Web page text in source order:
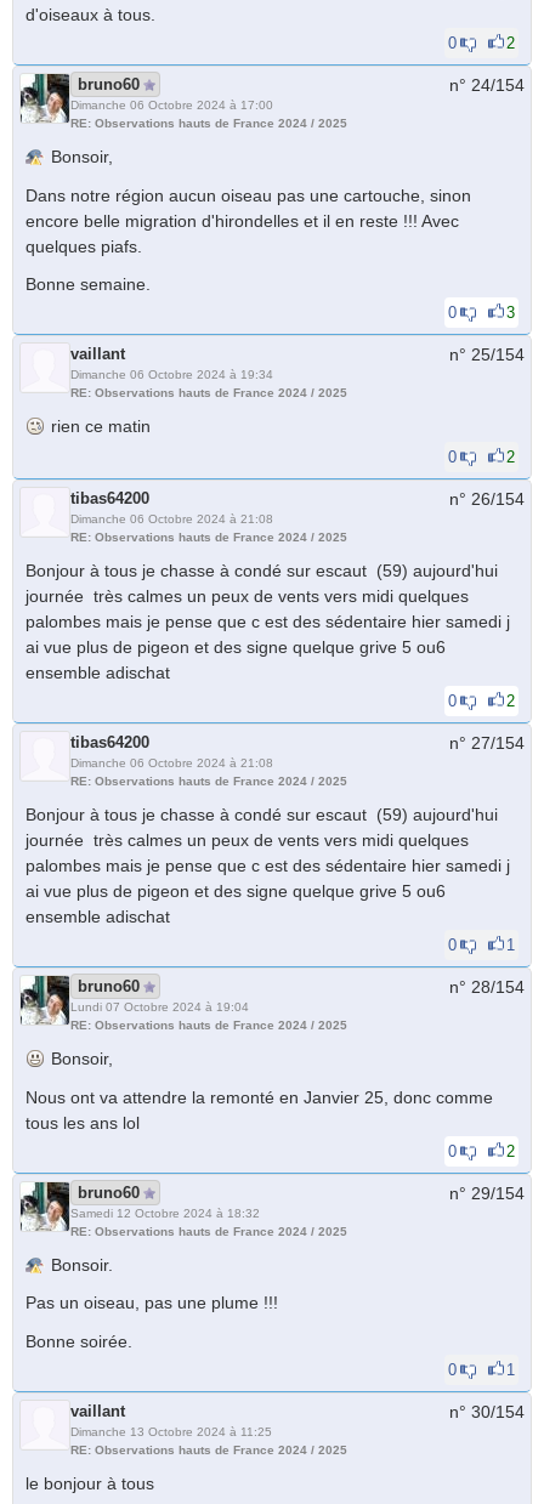
d'oiseaux à tous.
0 2
bruno60
Dimanche 06 Octobre 2024 à 17:00
RE: Observations hauts de France 2024 / 2025
n° 24/154
Bonsoir,
Dans notre région aucun oiseau pas une cartouche, sinon
encore belle migration d'hirondelles et il en reste !!! Avec
quelques piafs.
Bonne semaine.
0 3
vaillant
Dimanche 06 Octobre 2024 à 19:34
RE: Observations hauts de France 2024 / 2025
n° 25/154
rien ce matin
0 2
tibas64200
Dimanche 06 Octobre 2024 à 21:08
RE: Observations hauts de France 2024 / 2025
n° 26/154
Bonjour à tous je chasse à condé sur escaut (59) aujourd'hui
journée très calmes un peux de vents vers midi quelques
palombes mais je pense que c est des sédentaire hier samedi j
ai vue plus de pigeon et des signe quelque grive 5 ou6
ensemble adischat
0 2
tibas64200
Dimanche 06 Octobre 2024 à 21:08
RE: Observations hauts de France 2024 / 2025
n° 27/154
Bonjour à tous je chasse à condé sur escaut (59) aujourd'hui
journée très calmes un peux de vents vers midi quelques
palombes mais je pense que c est des sédentaire hier samedi j
ai vue plus de pigeon et des signe quelque grive 5 ou6
ensemble adischat
0 1
bruno60
Lundi 07 Octobre 2024 à 19:04
RE: Observations hauts de France 2024 / 2025
n° 28/154
Bonsoir,
Nous ont va attendre la remonté en Janvier 25, donc comme
tous les ans lol
0 2
bruno60
Samedi 12 Octobre 2024 à 18:32
RE: Observations hauts de France 2024 / 2025
n° 29/154
Bonsoir.
Pas un oiseau, pas une plume !!!
Bonne soirée.
0 1
vaillant
Dimanche 13 Octobre 2024 à 11:25
RE: Observations hauts de France 2024 / 2025
n° 30/154
le bonjour à tous